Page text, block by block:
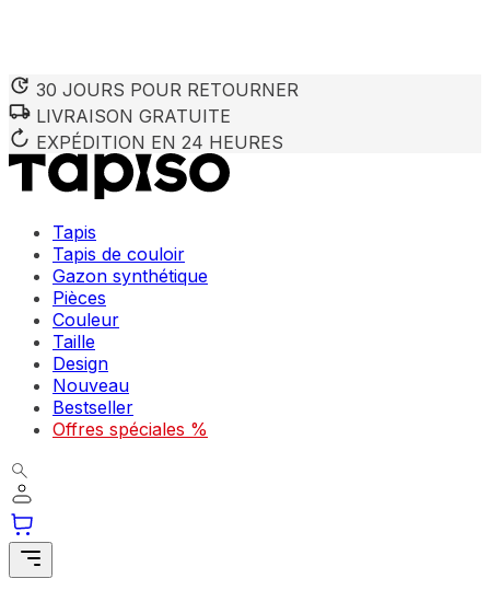
30 JOURS POUR RETOURNER
LIVRAISON GRATUITE
EXPÉDITION EN 24 HEURES
Tapis
Tapis de couloir
Gazon synthétique
Pièces
Couleur
Taille
Design
Nouveau
Bestseller
Offres spéciales %
Nous utilisons des cookies pour personnaliser le contenu
partenaires peuvent combiner ces informations avec
utilisation de leurs services.
Les cookies indispensables sont cruciaux pour les
Les cookies liés aux préférences permettent au site de
comme votre langue préférée ou la région dans laquelle